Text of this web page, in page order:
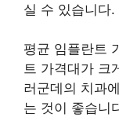
실 수 있습니다.
평균 임플란트
트 가격대가 크
러군데의 치과
는 것이 좋습니